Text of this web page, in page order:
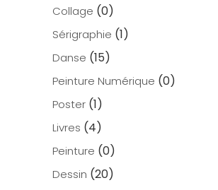
Collage (0)
Sérigraphie (1)
Danse (15)
Peinture Numérique (0)
Poster (1)
Livres (4)
Peinture (0)
Dessin (20)